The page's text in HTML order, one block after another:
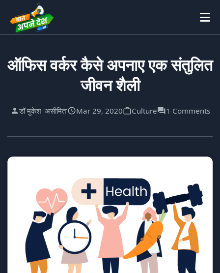
ऑफिस वर्कर कैसे अपनाए एक संतुलित
जीवन शैली
डॉ मुकेश 'असीमित' Mar 29, 2020 Culture 1 Comments